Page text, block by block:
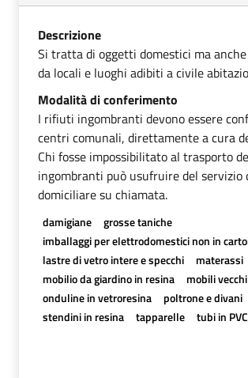
Descrizione
Si tratta di oggetti domestici ma
da locali e luoghi adibiti a civile
Modalità di conferimento
I rifiuti ingombranti devono essere
centri comunali, direttamente a cura
Chi fosse impossibilitato al trasporto
ingombranti può usufruire del
domiciliare su chiamata.
damigiane
grosse taniche
imballaggi per elettrodomestici non in
lastre di vetro intere e specchi
materassi
mobilio da giardino in resina
mobili vecchi
onduline in vetroresina
poltrone e divani
stendini in resina
tapparelle tubi in PVC